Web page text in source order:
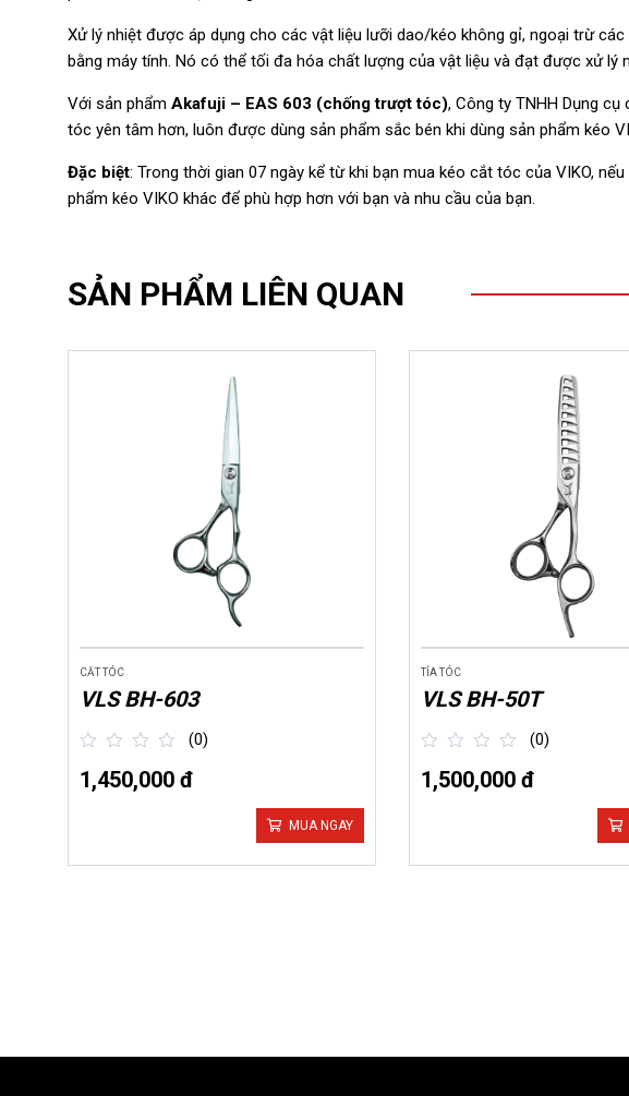
Xử lý nhiệt được áp dụng cho các vật liệu lưỡi dao/kéo không gỉ, ngoại trừ
bằng máy tính. Nó có thể tối đa hóa chất lượng của vật liệu và đạt được xử
Với sản phẩm Akafuji – EAS 603 (chống trượt tóc), Công ty TNHH Dụng
tóc yên tâm hơn, luôn được dùng sản phẩm sắc bén khi dùng sản phẩm kéo
Đặc biệt: Trong thời gian 07 ngày kể từ khi bạn mua kéo cắt tóc của VIKO,
phẩm kéo VIKO khác để phù hợp hơn với bạn và nhu cầu của bạn.
SẢN PHẨM LIÊN QUAN
CĂT TÓC
VLS BH-603
out
of
(0)
1,450,000 đ
MUA NGAY
TỈA TÓC
VLS BH-50T
out
of
(0)
1,500,000 đ